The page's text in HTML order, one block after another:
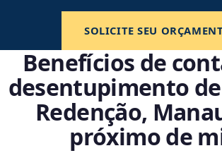
SOLICITE SEU
Benefícios de
desentupimento
Redenção,
próximo de